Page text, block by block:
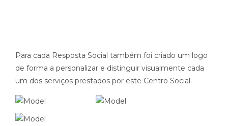
Para cada Resposta Social também foi criado um logo
de forma a personalizar e distinguir visualmente cada
um dos serviços prestados por este Centro Social.